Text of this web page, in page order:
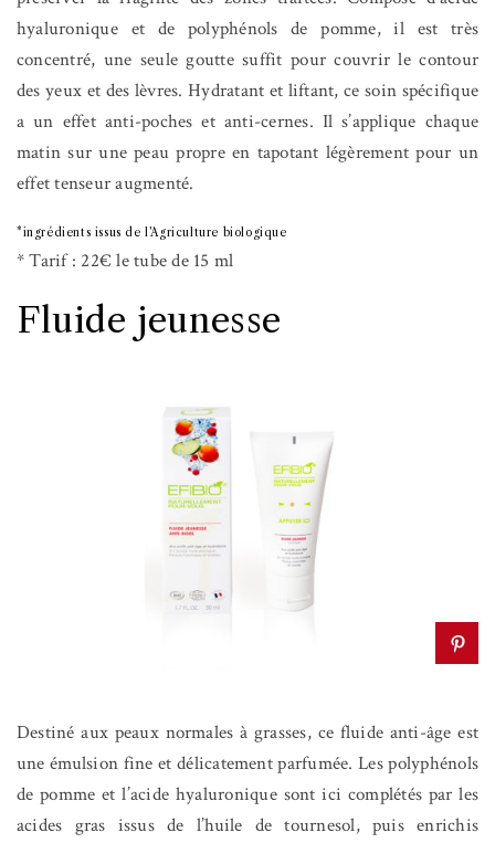
hyaluronique et de polyphénols de pomme, il est très
concentré, une seule goutte suffit pour couvrir le contour
des yeux et des lèvres. Hydratant et liftant, ce soin spécifique
a un effet anti-poches et anti-cernes. Il s’applique chaque
matin sur une peau propre en tapotant légèrement pour un
effet tenseur augmenté.
*ingrédients issus de l’Agriculture biologique
* Tarif : 22€ le tube de 15 ml
Fluide jeunesse
Destiné aux peaux normales à grasses, ce fluide anti-âge est
une émulsion fine et délicatement parfumée. Les polyphénols
de pomme et l’acide hyaluronique sont ici complétés par les
acides gras issus de l’huile de tournesol, puis enrichis